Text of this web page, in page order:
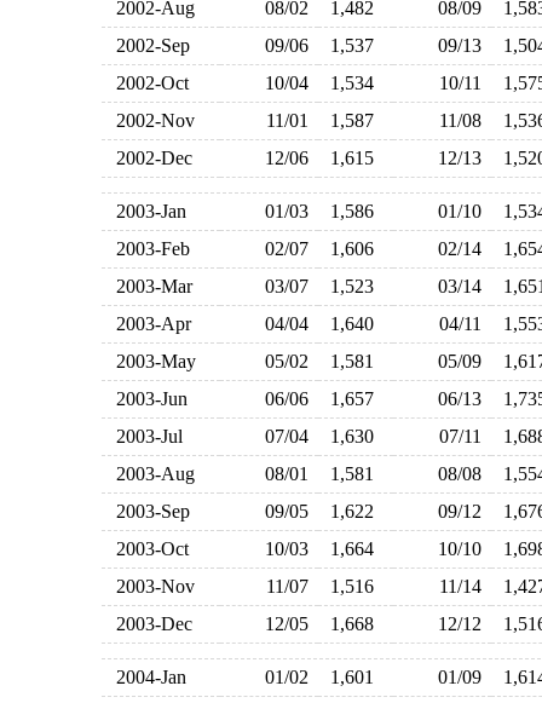
2002-Aug
08/02 1,482 08/09
2002-Sep
09/06 1,537 09/13
2002-Oct
10/04 1,534 10/11
2002-Nov
11/01 1,587 11/08
2002-Dec
12/06 1,615 12/13
2003-Jan 01/03 1,586 01/10
2003-Feb
02/07 1,606 02/14
2003-Mar
03/07 1,523 03/14
2003-Apr
04/04 1,640 04/11
2003-May
05/02 1,581 05/09
2003-Jun
06/06 1,657 06/13
2003-Jul
07/04 1,630 07/11
2003-Aug
08/01 1,581 08/08
2003-Sep
09/05 1,622 09/12
2003-Oct
10/03 1,664 10/10
2003-Nov
11/07 1,516 11/14
2003-Dec
12/05 1,668 12/12
2004-Jan 01/02 1,601 01/09